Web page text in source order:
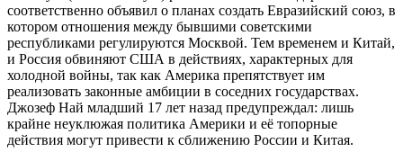
соответственно объявил о планах создать Евразийский союз, в
котором отношения между бывшими советскими
республиками регулируются Москвой. Тем временем и Китай,
и Россия обвиняют США в действиях, характерных для
холодной войны, так как Америка препятствует им
реализовать законные амбиции в соседних государствах.
Джозеф Най младший 17 лет назад предупреждал: лишь
крайне неуклюжая политика Америки и её топорные
действия могут привести к сближению России и Китая.